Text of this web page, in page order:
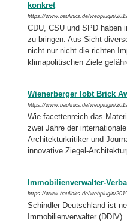
konkret
https://www.baulinks.de/webplugin/
CDU, CSU und SPD haben
zu bringen. Aus Sicht
nicht nur nicht die richten
klimapolitischen Ziele
Wienerberger lobt Brick
https://www.baulinks.de/webplugin/
Wie facettenreich das
zwei Jahre der
Architekturkritiker und
innovative Ziegel-
Immobilienverwalter-
https://www.baulinks.de/webplugin/
Schindler Deutschland ist
Immobilienverwalter